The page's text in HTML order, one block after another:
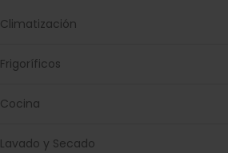
Climatización
Frigoríficos
Cocina
Lavado y Secado